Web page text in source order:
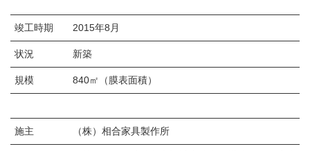
竣工時期 2015年8月
状況 新築
規模 840㎡（膜表面積）
施主 （株）相合家具製作所